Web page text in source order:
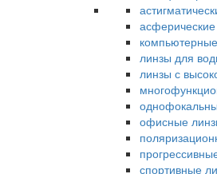
линзы для
линзы с
офисные
спортивные